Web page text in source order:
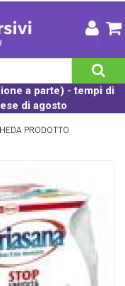
a parte) - tempi di
di agosto
PRODOTTO